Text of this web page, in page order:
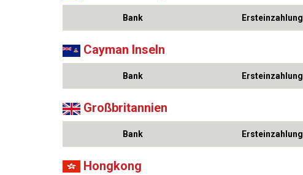
Bank Ersteinzahlung
Cayman Inseln
Bank Ersteinzahlung
Großbritannien
Bank Ersteinzahlung
Hongkong